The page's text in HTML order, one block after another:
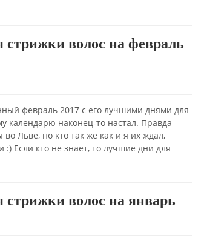
волос на февраль
февраль 2017 с его лучшими днями для
календарю наконец-то настал. Правда
во Льве, но кто так же как и я их ждал,
:) Если кто не знает, то лучшие дни для
волос на январь